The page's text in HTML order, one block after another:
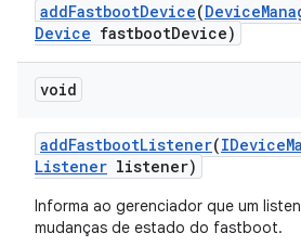
addFastbootDevice(Device
Device fastbootDevice)
void
addFastbootListener(IDevice
Listener listener)
Informa ao gerenciador que um
mudanças de estado do fastboot.